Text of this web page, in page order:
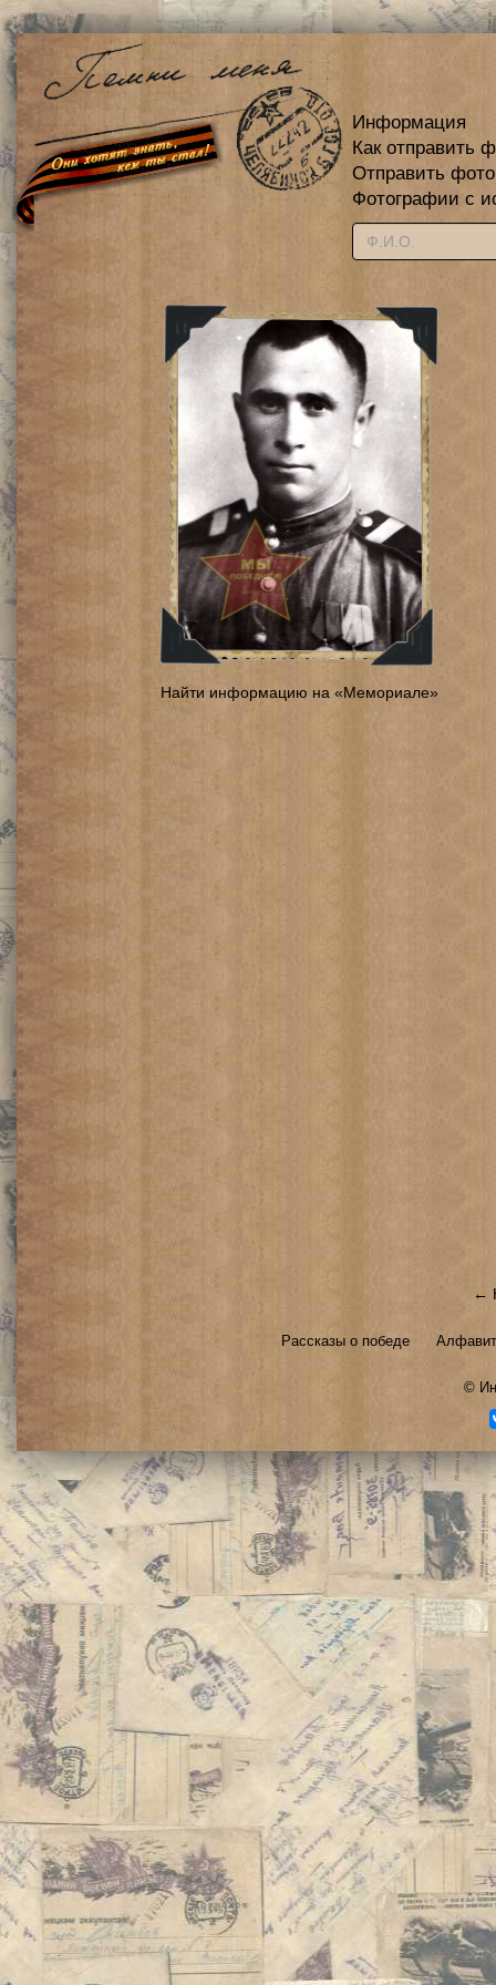
Информация
Как отправить
Отправить
Фотографии с
Найти информацию на «Мемориале»
←
Рассказы о победе
©